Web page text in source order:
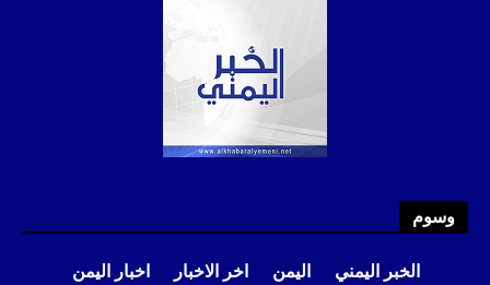
وسوم
الخبر اليمني اليمن اخر الاخبار
اخبار اليمن